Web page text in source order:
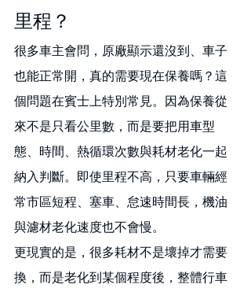
里程？
很多車主會問，原廠顯示還沒到、車子
也能正常開，真的需要現在保養嗎？這
個問題在賓士上特別常見。因為保養從
來不是只看公里數，而是要把用車型
態、時間、熱循環次數與耗材老化一起
納入判斷。即使里程不高，只要車輛經
常市區短程、塞車、怠速時間長，機油
與濾材老化速度也不會慢。
更現實的是，很多耗材不是壞掉才需要
換，而是老化到某個程度後，整體行車